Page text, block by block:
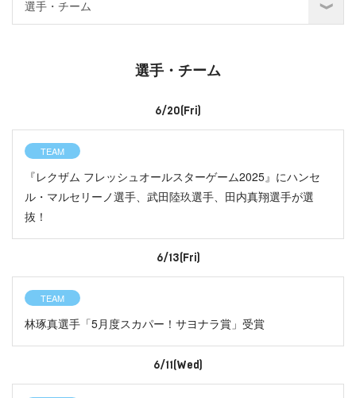
選手・チーム
6/20(Fri)
TEAM
『レクザム フレッシュオールスターゲーム2025』にハンセ
ル・マルセリーノ選手、武田陸玖選手、田内真翔選手が選
抜！
6/13(Fri)
TEAM
林琢真選手「5月度スカパー！サヨナラ賞」受賞
6/11(Wed)